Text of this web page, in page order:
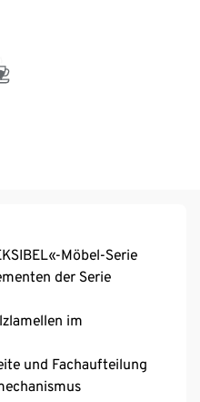
Möbel-Serie
der Serie
im
und Fachaufteilung